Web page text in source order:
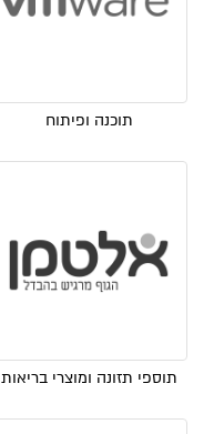
תוכנה ופיתוח
תוספי תזונה ומוצרי בריאות